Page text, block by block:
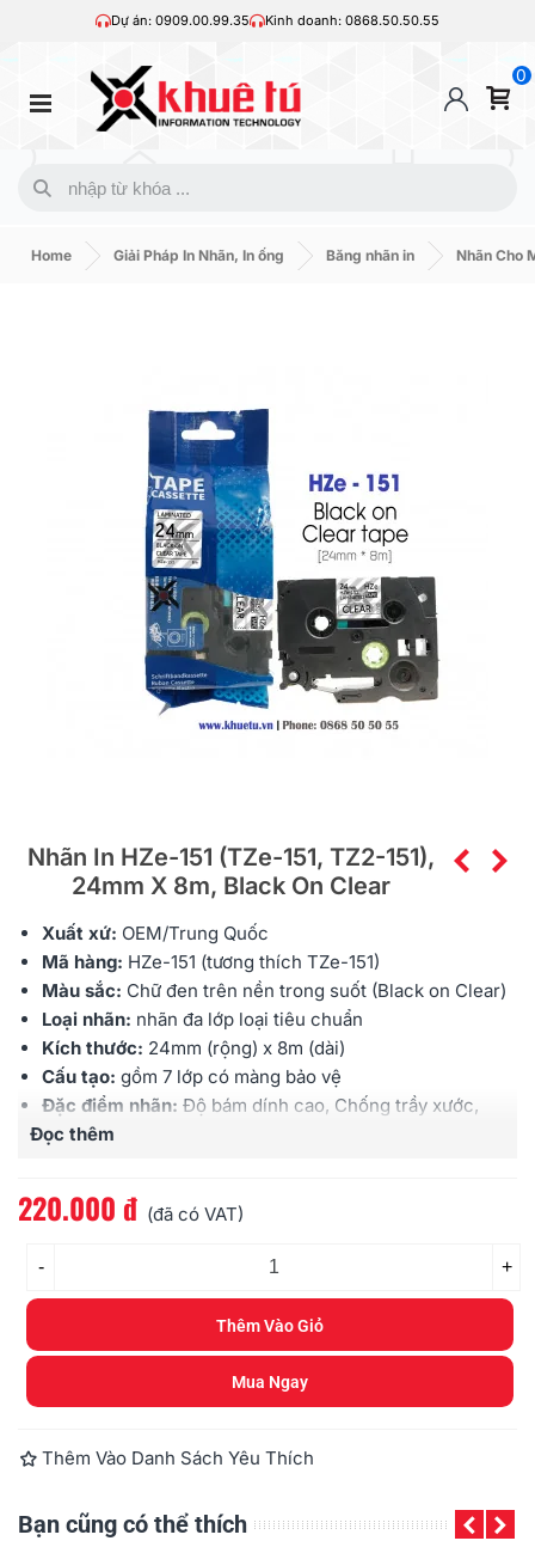
Dự án: 0909.00.99.35 Kinh doanh: 0868.50.50.55
0
Home Giải Pháp In Nhãn, In ống Băng nhãn in Nhãn Cho
Nhãn In HZe-151 (TZe-151, TZ2-151),
24mm X 8m, Black On Clear
Xuất xứ: OEM/Trung Quốc
Mã hàng: HZe-151 (tương thích TZe-151)
Màu sắc: Chữ đen trên nền trong suốt (Black on Clear)
Loại nhãn: nhãn đa lớp loại tiêu chuẩn
Kích thước: 24mm (rộng) x 8m (dài)
Cấu tạo: gồm 7 lớp có màng bảo vệ
Đặc điểm nhãn: Độ bám dính cao, Chống trầy xước,
Chịu được hóa chất, Chống thấm nước, Chịu được
Sử dụng cho:
Đọc thêm
220.000 đ (đã có VAT)
- +
Thêm Vào Giỏ
Mua Ngay
Thêm Vào Danh Sách Yêu Thích
Bạn cũng có thể thích